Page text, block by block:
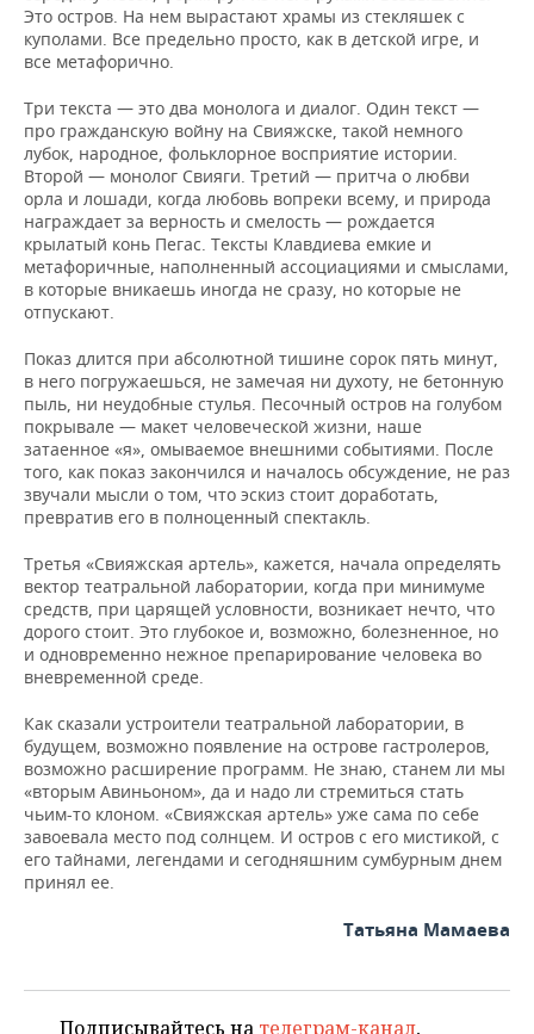
Это остров. На нем вырастают храмы из стекляшек с
куполами. Все предельно просто, как в детской игре, и
все метафорично.
Три текста — это два монолога и диалог. Один текст —
про гражданскую войну на Свияжске, такой немного
лубок, народное, фольклорное восприятие истории.
Второй — монолог Свияги. Третий — притча о любви
орла и лошади, когда любовь вопреки всему, и природа
награждает за верность и смелость — рождается
крылатый конь Пегас. Тексты Клавдиева емкие и
метафоричные, наполненный ассоциациями и смыслами,
в которые вникаешь иногда не сразу, но которые не
отпускают.
Показ длится при абсолютной тишине сорок пять минут,
в него погружаешься, не замечая ни духоту, не бетонную
пыль, ни неудобные стулья. Песочный остров на голубом
покрывале — макет человеческой жизни, наше
затаенное «я», омываемое внешними событиями. После
того, как показ закончился и началось обсуждение, не раз
звучали мысли о том, что эскиз стоит доработать,
превратив его в полноценный спектакль.
Третья «Свияжская артель», кажется, начала определять
вектор театральной лаборатории, когда при минимуме
средств, при царящей условности, возникает нечто, что
дорого стоит. Это глубокое и, возможно, болезненное, но
и одновременно нежное препарирование человека во
вневременной среде.
Как сказали устроители театральной лаборатории, в
будущем, возможно появление на острове гастролеров,
возможно расширение программ. Не знаю, станем ли мы
«вторым Авиньоном», да и надо ли стремиться стать
чьим-то клоном. «Свияжская артель» уже сама по себе
завоевала место под солнцем. И остров с его мистикой, с
его тайнами, легендами и сегодняшним сумбурным днем
принял ее.
Татьяна Мамаева
Подписывайтесь на телеграм-канал,